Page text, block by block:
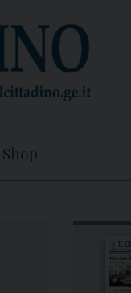
Shop